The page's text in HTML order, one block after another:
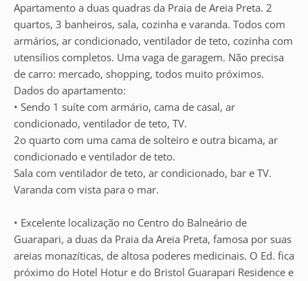
Apartamento a duas quadras da Praia de Areia Preta. 2
quartos, 3 banheiros, sala, cozinha e varanda. Todos com
armários, ar condicionado, ventilador de teto, cozinha com
utensílios completos. Uma vaga de garagem. Não precisa
de carro: mercado, shopping, todos muito próximos.
Dados do apartamento:
• Sendo 1 suíte com armário, cama de casal, ar
condicionado, ventilador de teto, TV.
2o quarto com uma cama de solteiro e outra bicama, ar
condicionado e ventilador de teto.
Sala com ventilador de teto, ar condicionado, bar e TV.
Varanda com vista para o mar.
• Excelente localização no Centro do Balneário de
Guarapari, a duas da Praia da Areia Preta, famosa por suas
areias monazíticas, de altosa poderes medicinais. O Ed. fica
próximo do Hotel Hotur e do Bristol Guarapari Residence e